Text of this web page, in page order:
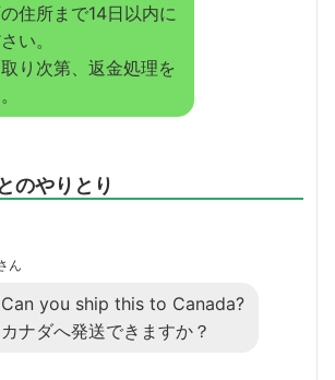
住所まで14日以内に
い。
り次第、返金処理を
のやりとり
ん
Can you ship this to Canada?
カナダへ発送できますか？